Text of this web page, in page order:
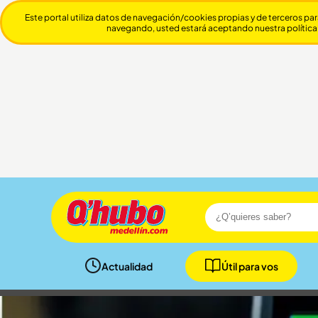
Actualidad Útil para vos
Este portal utiliza datos de navegación/cookies propias y de terceros
navegando, usted estará aceptando nuestra